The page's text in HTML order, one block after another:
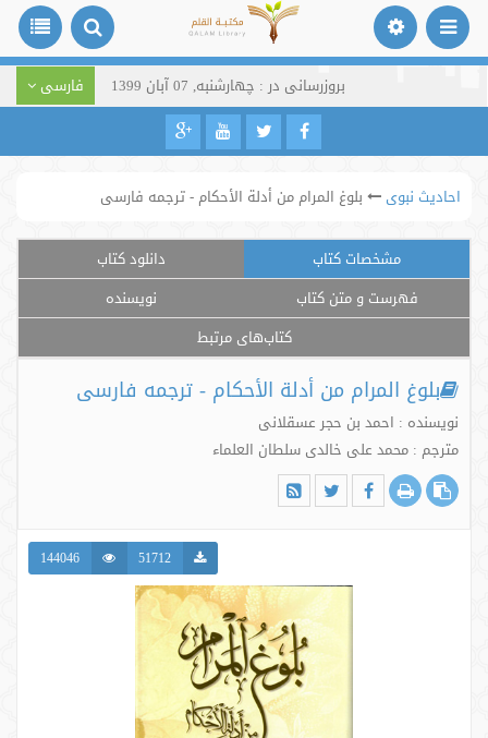
بروزرسانی در : چهارشنبه, 07 آبان 1399 فارسی
احادیث نبوی بلوغ المرام من أدلة الأحکام - ترجمه فارسی
مشخصات کتاب
دانلود کتاب
فهرست و متن کتاب
نویسنده
کتاب‌های مرتبط
بلوغ المرام من أدلة الأحکام - ترجمه فارسی
نویسنده : احمد بن حجر عسقلانی
مترجم : محمد علی خالدی سلطان العلماء
51712
144046